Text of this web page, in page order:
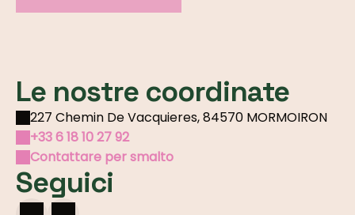
Le nostre coordinate
227 Chemin De Vacquieres, 84570 MORMOIRON
+33 6 18 10 27 92
Contattare per smalto
Seguici